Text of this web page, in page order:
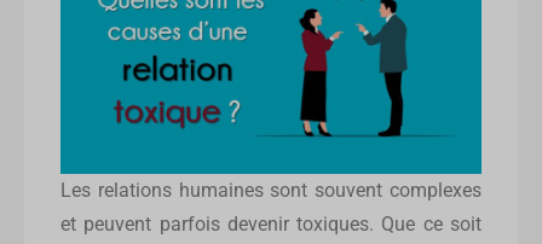
Les relations humaines sont souvent complexes
et peuvent parfois devenir toxiques. Que ce soit